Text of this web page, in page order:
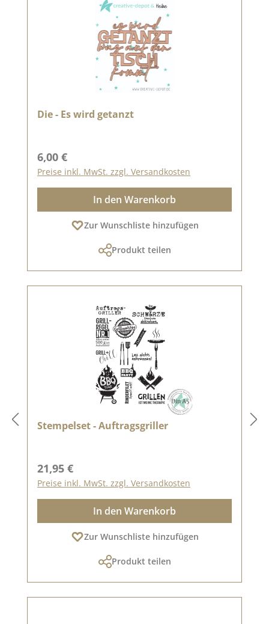
Die - Es wird getanzt
Regulärer Preis:
6,00 €
Preise inkl. MwSt. zzgl. Versandkosten
In den Warenkorb
Zur Wunschliste hinzufügen
Produkt teilen
Stempelset - Auftragsgriller
Regulärer Preis:
21,95 €
Preise inkl. MwSt. zzgl. Versandkosten
In den Warenkorb
Zur Wunschliste hinzufügen
Produkt teilen